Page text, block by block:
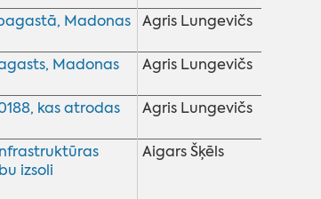
Madonas
Agris Lungevičs
Madonas
Agris Lungevičs
kas atrodas
Agris Lungevičs
izsoli
Aigars Šķēls